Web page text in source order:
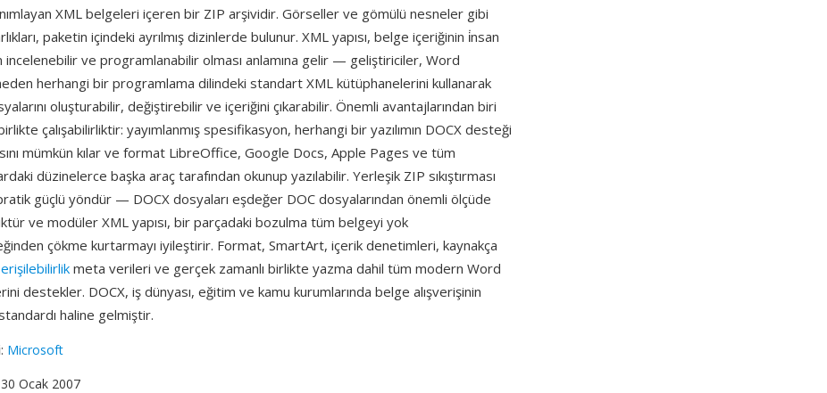
XML belgeleri içeren bir ZIP arşividir. Görseller ve gömülü nesneler gibi
paketin içindeki ayrılmış dizinlerde bulunur. XML yapısı, belge içeriğinin i̇nsan
incelenebilir ve programlanabilir olması anlamına gelir — geliştiriciler, Word
herhangi bir programlama dilindeki standart XML kütüphanelerini kullanarak
oluşturabilir, değiştirebilir ve içeriğini çıkarabilir. Önemli avantajlarından biri
birlikte çalışabilirliktir: yayımlanmış spesifikasyon, herhangi bir yazılımın DOCX desteği
mümkün kılar ve format LibreOffice, Google Docs, Apple Pages ve tüm
düzinelerce başka araç tarafından okunup yazılabilir. Yerleşik ZIP sıkıştırması
güçlü yöndür — DOCX dosyaları eşdeğer DOC dosyalarından önemli ölçüde
ve modüler XML yapısı, bir parçadaki bozulma tüm belgeyi yok
çökme kurtarmayı iyileştirir. Format, SmartArt, içerik denetimleri, kaynakça
erişilebilirlik meta verileri ve gerçek zamanlı birlikte yazma dahil tüm modern Word
destekler. DOCX, iş dünyası, eğitim ve kamu kurumlarında belge alışverişinin
haline gelmiştir.
: Microsoft
Ocak 2007